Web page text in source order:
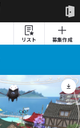
リスト
募集作成